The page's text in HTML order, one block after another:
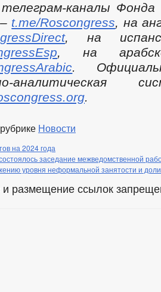
каналы Фонда
t.me/Roscongress, на
, на
, на
.
аналитическая
.
Новости
на 2024 года
заседание межведомственной
уровня неформальной занятости и
размещение ссылок